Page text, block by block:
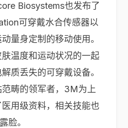
Biosystems也发布了
可穿戴水合传感器以
量身定制的移动使用。
温度和运动状况的一起
质丢失的可穿戴设备。
畴的领军者，3M为上
用级资料，相关技能也
露脸。